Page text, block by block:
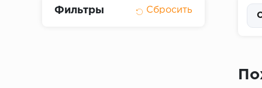
Фильтры